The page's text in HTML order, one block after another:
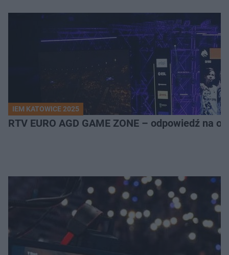
IEM KATOWICE 2025
RTV EURO AGD GAME ZONE – odpowiedź na